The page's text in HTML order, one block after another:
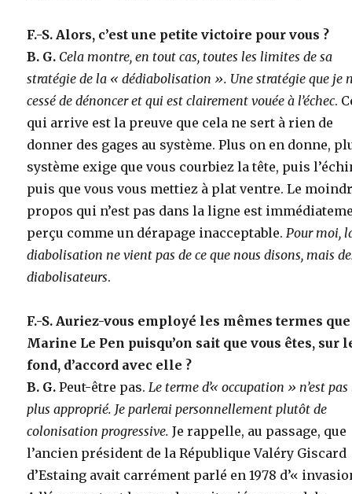
F.-S. Alors, c’est une petite victoire pour vous ?
B. G. Cela montre, en tout cas, toutes les limites de sa
stratégie de la « dédiabolisation ». Une stratégie que je
cessé de dénoncer et qui est clairement vouée à l’échec.
qui arrive est la preuve que cela ne sert à rien de
donner des gages au système. Plus on en donne,
système exige que vous courbiez la tête, puis
puis que vous vous mettiez à plat ventre. Le
propos qui n’est pas dans la ligne est
perçu comme un dérapage inacceptable.Pour moi,
diabolisation ne vient pas de ce que nous disons, mais
diabolisateurs.
F.-S. Auriez-vous employé les mêmes termes que
Marine Le Pen puisqu’on sait que vous êtes, sur
fond, d’accord avec elle ?
B. G. Peut-être pas.Le terme d’« occupation » n’est pas
plus approprié. Je parlerai personnellement plutôt de
colonisation progressive.Je rappelle, au passage, que
l’ancien président de la République Valéry Giscard
d’Estaing avait carrément parlé en 1978 d’«